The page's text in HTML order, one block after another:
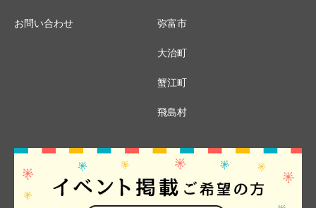
お問い合わせ 弥富市
大治町
蟹江町
飛島村